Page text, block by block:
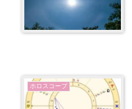
ホロスコープ